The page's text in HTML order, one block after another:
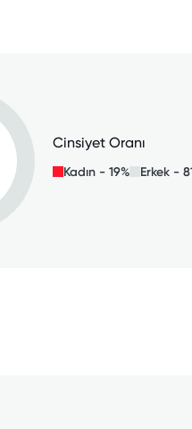
Cinsiyet Oranı
Kadın - 19% Erkek -